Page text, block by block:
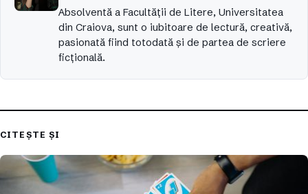
Absolventă a Facultății de Litere, Universitatea
din Craiova, sunt o iubitoare de lectură, creativă,
pasionată fiind totodată și de partea de scriere
ficțională.
CITEȘTE ȘI